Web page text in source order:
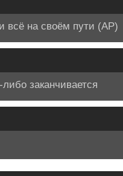
всё на своём пути (АР)
заканчивается